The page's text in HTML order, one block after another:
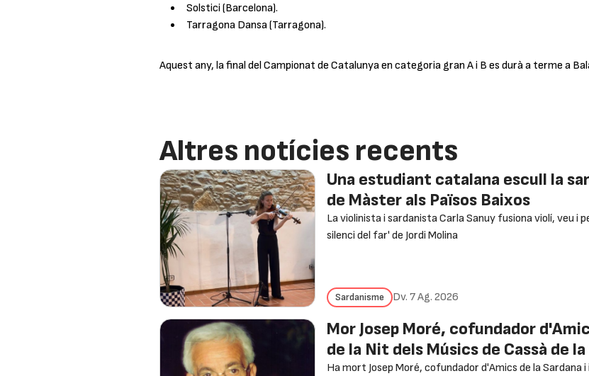
Solstici (Barcelona).
Tarragona Dansa (Tarragona).
Aquest any, la final del Campionat de Catalunya en categoria gran A i B es durà a terme a
Altres notícies recents
Una estudiant catalana escull la
de Màster als Països Baixos
La violinista i sardanista Carla Sanuy fusiona violí, veu i
silenci del far' de Jordi Molina
Sardanisme Dv. 7 Ag. 2026
Mor Josep Moré, cofundador
de la Nit dels Músics de Cassà de
Ha mort Josep Moré, cofundador d'Amics de la Sardana